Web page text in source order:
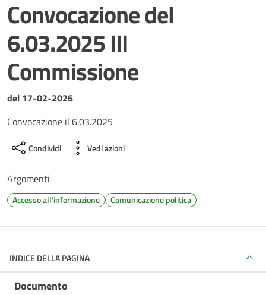
Convocazione del
6.03.2025 III
Commissione
Dettagli del documento
del 17-02-2026
Convocazione il 6.03.2025
Condividi Vedi azioni
Argomenti
Accesso all'informazione Comunicazione politica
INDICE DELLA PAGINA
Documento